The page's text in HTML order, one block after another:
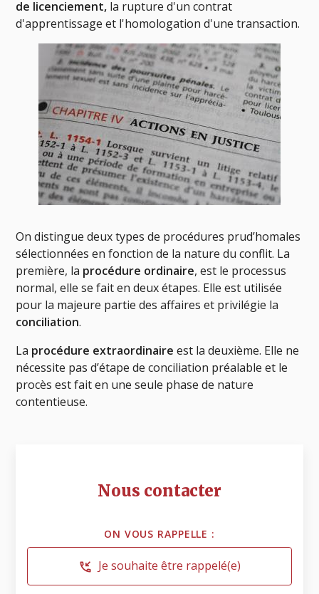
de licenciement, la rupture d'un contrat
d'apprentissage et l'homologation d'une transaction.
On distingue deux types de procédures prud’homales
sélectionnées en fonction de la nature du conflit. La
première, la procédure ordinaire, est le processus
normal, elle se fait en deux étapes. Elle est utilisée
pour la majeure partie des affaires et privilégie la
conciliation.
La procédure extraordinaire est la deuxième. Elle ne
nécessite pas d’étape de conciliation préalable et le
procès est fait en une seule phase de nature
contentieuse.
Nous contacter
ON VOUS RAPPELLE :
phone_callback Je souhaite être rappelé(e)